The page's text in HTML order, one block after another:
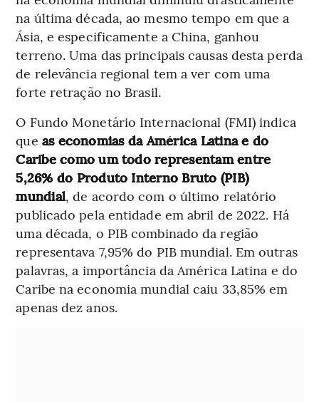
na última década, ao mesmo tempo em que a
Ásia, e especificamente a China, ganhou
terreno. Uma das principais causas desta perda
de relevância regional tem a ver com uma
forte retração no Brasil.
O Fundo Monetário Internacional (FMI) indica
que as economias da América Latina e do
Caribe como um todo representam entre
5,26% do Produto Interno Bruto (PIB)
mundial, de acordo com o último relatório
publicado pela entidade em abril de 2022. Há
uma década, o PIB combinado da região
representava 7,95% do PIB mundial. Em outras
palavras, a importância da América Latina e do
Caribe na economia mundial caiu 33,85% em
apenas dez anos.